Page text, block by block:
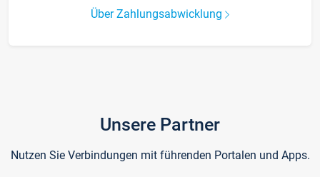
Über Zahlungsabwicklung
Unsere Partner
Nutzen Sie Verbindungen mit führenden Portalen und Apps.